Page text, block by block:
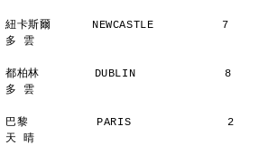
紐卡斯爾      NEWCASTLE          7
多 雲
都柏林        DUBLIN             8
多 雲
巴黎          PARIS              2
天 晴